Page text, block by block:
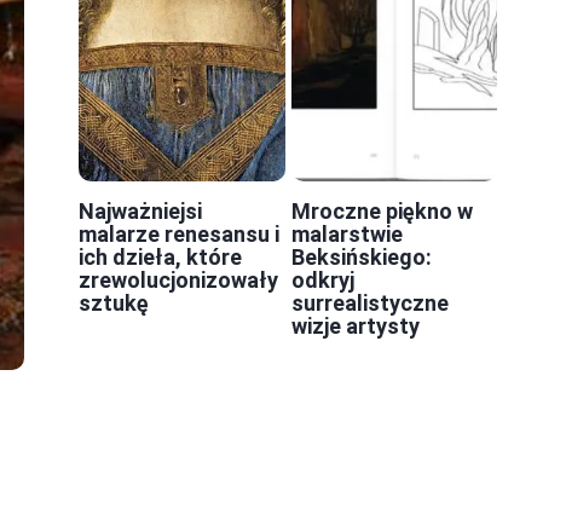
Najważniejsi
malarze renesansu i
ich dzieła, które
zrewolucjonizowały
sztukę
Mroczne piękno w
malarstwie
Beksińskiego:
odkryj
surrealistyczne
wizje artysty